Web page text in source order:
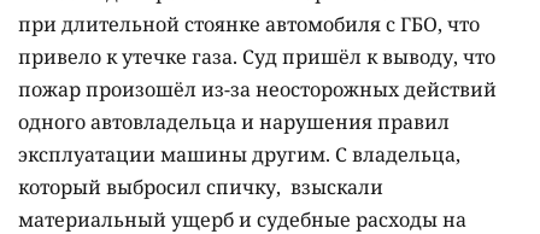
при длительной стоянке автомобиля с ГБО, что
привело к утечке газа. Суд пришёл к выводу, что
пожар произошёл из-за неосторожных действий
одного автовладельца и нарушения правил
эксплуатации машины другим. С владельца,
который выбросил спичку, взыскали
материальный ущерб и судебные расходы на